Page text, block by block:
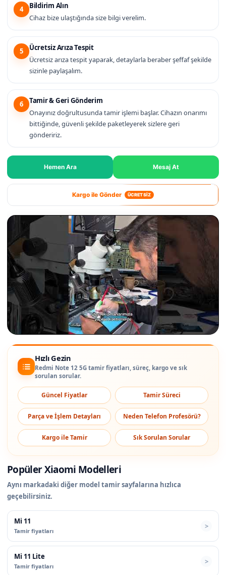
4
Bildirim Alın
Cihaz bize ulaştığında size bilgi verelim.
5
Ücretsiz Arıza Tespit
Ücretsiz arıza tespit yaparak, detaylarla beraber şeffaf şekilde
sizinle paylaşalım.
6
Tamir & Geri Gönderim
Onayınız doğrultusunda tamir işlemi başlar. Cihazın onarımı
bittiğinde, güvenli şekilde paketleyerek sizlere geri
göndeririz.
Hemen Ara Mesaj At
Kargo ile Gönder ÜCRETSİZ
Hızlı Gezin
Redmi Note 12 5G tamir fiyatları, süreç, kargo ve sık
sorulan sorular.
Güncel Fiyatlar Tamir Süreci
Parça ve İşlem Detayları Neden Telefon Profesörü?
Kargo ile Tamir Sık Sorulan Sorular
Popüler Xiaomi Modelleri
Aynı markadaki diğer model tamir sayfalarına hızlıca
geçebilirsiniz.
Mi 11
Tamir fiyatları
Mi 11 Lite
Tamir fiyatları